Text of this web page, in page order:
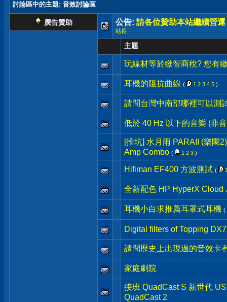
討論區中的主題: 音效討論區
廣告贊助 公告: 請各位贊助本站繼續營運
站長
主題
玩線材等於繳智商稅? 您有
耳機的阻抗曲線 ( 1 2 3 4 5 )
請問台灣中南部哪裡可以測
低於 40 Hz 以下的音樂 (非
[推坑] 水月雨 PARAII (樂園
Amp Combo ( 1 2 3 )
Hifiman EF400 方波測試 (
全新配色 HP HyperX Cloud
耳機小白求推薦耳罩式耳機 (
Digital filters of Topping
請問歷史上出現過的音效卡
家庭劇院
接班 QuadCast S 新世代
QuadCast 2